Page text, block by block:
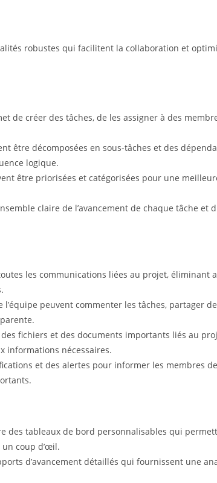
robustes qui facilitent la collaboration et
de créer des tâches, de les assigner à des
être décomposées en sous-tâches et des
logique.
être priorisées et catégorisées pour une
claire de l’avancement de chaque tâche et
les communications liées au projet, éliminant
l’équipe peuvent commenter les tâches, partager
fichiers et des documents importants liés au
informations nécessaires.
et des alertes pour informer les membres
des tableaux de bord personnalisables qui
coup d’œil.
d’avancement détaillés qui fournissent une